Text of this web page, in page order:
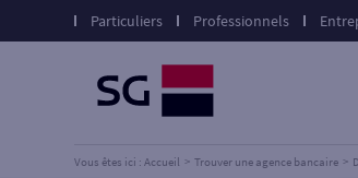
Particuliers Professionnels
Vous êtes ici : Accueil Trouver une agence bancaire